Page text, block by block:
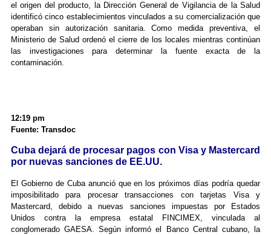
el origen del producto, la Dirección General de Vigilancia de la Salud
identificó cinco establecimientos vinculados a su comercialización que
operaban sin autorización sanitaria. Como medida preventiva, el
Ministerio de Salud ordenó el cierre de los locales mientras continúan
las investigaciones para determinar la fuente exacta de la
contaminación.
12:19 pm
Fuente: Transdoc
Cuba dejará de procesar pagos con Visa y Mastercard
por nuevas sanciones de EE.UU.
El Gobierno de Cuba anunció que en los próximos días podría quedar
imposibilitado para procesar transacciones con tarjetas Visa y
Mastercard, debido a nuevas sanciones impuestas por Estados
Unidos contra la empresa estatal FINCIMEX, vinculada al
conglomerado GAESA. Según informó el Banco Central cubano, la